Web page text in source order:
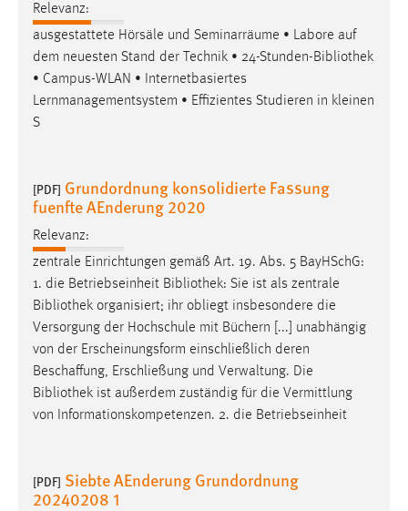
Relevanz:
ausgestattete Hörsäle und Seminarräume • Labore auf
dem neuesten Stand der Technik • 24-Stunden-Bibliothek
• Campus-WLAN • Internetbasiertes
Lernmanagementsystem • Effizientes Studieren in kleinen
S
[PDF] Grundordnung konsolidierte Fassung
fuenfte AEnderung 2020
Relevanz:
zentrale Einrichtungen gemäß Art. 19. Abs. 5 BayHSchG:
1. die Betriebseinheit Bibliothek: Sie ist als zentrale
Bibliothek organisiert; ihr obliegt insbesondere die
Versorgung der Hochschule mit Büchern [...] unabhängig
von der Erscheinungsform einschließlich deren
Beschaffung, Erschließung und Verwaltung. Die
Bibliothek ist außerdem zuständig für die Vermittlung
von Informationskompetenzen. 2. die Betriebseinheit
[PDF] Siebte AEnderung Grundordnung
20240208 1